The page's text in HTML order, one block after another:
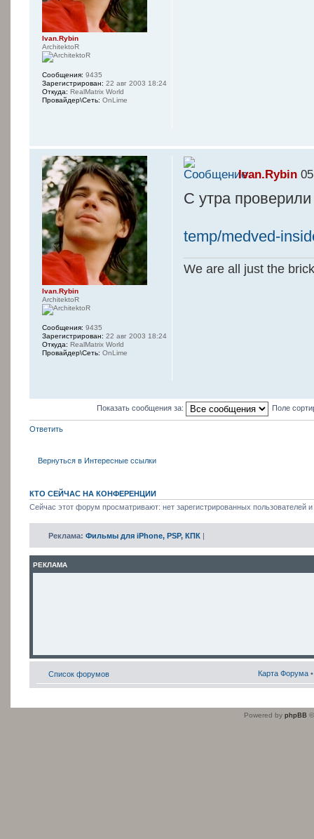
Ivan.Rybin
ArchitektoR
Сообщения: 9435
Зарегистрирован: 22 авг 2003 18:24
Откуда: RealMatrix World
Провайдер\Сеть: OnLime
Ivan.Rybin
С утра
temp/medved-
We are all just the
Ivan.Rybin
ArchitektoR
Сообщения: 9435
Зарегистрирован: 22 авг 2003 18:24
Откуда: RealMatrix World
Провайдер\Сеть: OnLime
Показать сообщения за: Поле
Ответить
Вернуться в Интересные ссылки
КТО СЕЙЧАС НА КОНФЕРЕНЦИИ
Сейчас этот форум просматривают: нет зарегистрированных пользователей и
Реклама: Фильмы для iPhone, PSP, КПК |
РЕКЛАМА
Список форумов Карта Форума
Powered by phpBB